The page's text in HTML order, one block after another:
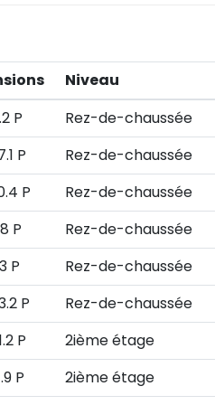
Niveau
P Rez-de-chaussée
P Rez-de-chaussée
P Rez-de-chaussée
P Rez-de-chaussée
P Rez-de-chaussée
P Rez-de-chaussée
P 2ième étage
P 2ième étage